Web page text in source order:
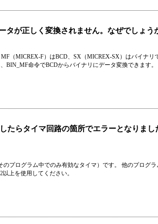
タが正しく変換されません。なぜでしょう
（MICREX-F）はBCD、SX（MICREX-SX）はバイナリ
BIN_MF命令でBCDからバイナリにデータ変換できます。
たらタイマ回路の箇所でエラーとなりまし
のプログラム中でのみ有効なタイマ）です。 他のプログ
上を使用してください。